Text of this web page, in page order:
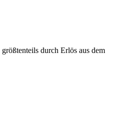
durch Erlös aus dem